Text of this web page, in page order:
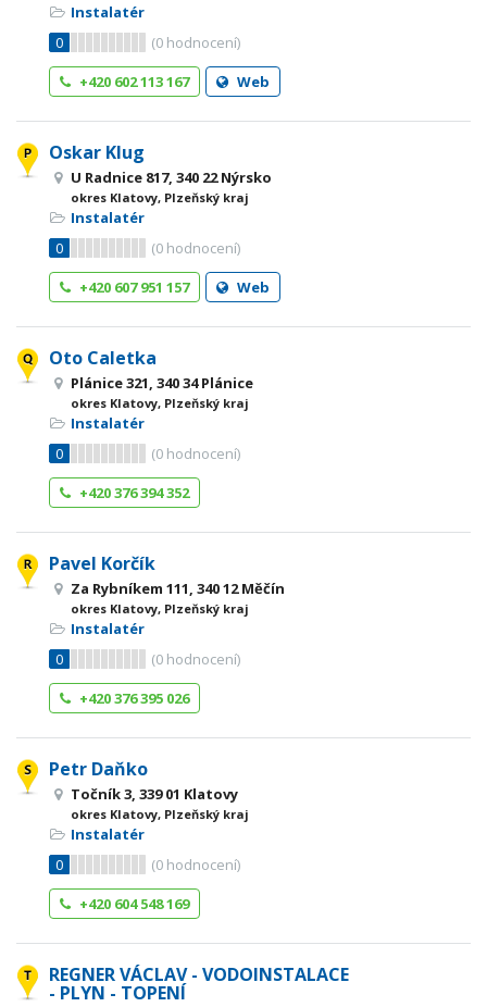
Instalatér
0
(0 hodnocení)
+420 602 113 167
Web
Oskar Klug
U Radnice 817, 340 22 Nýrsko
okres Klatovy, Plzeňský kraj
Instalatér
0
(0 hodnocení)
+420 607 951 157
Web
Oto Caletka
Plánice 321, 340 34 Plánice
okres Klatovy, Plzeňský kraj
Instalatér
0
(0 hodnocení)
+420 376 394 352
Pavel Korčík
Za Rybníkem 111, 340 12 Měčín
okres Klatovy, Plzeňský kraj
Instalatér
0
(0 hodnocení)
+420 376 395 026
Petr Daňko
Točník 3, 339 01 Klatovy
okres Klatovy, Plzeňský kraj
Instalatér
0
(0 hodnocení)
+420 604 548 169
REGNER VÁCLAV - VODOINSTALACE
- PLYN - TOPENÍ